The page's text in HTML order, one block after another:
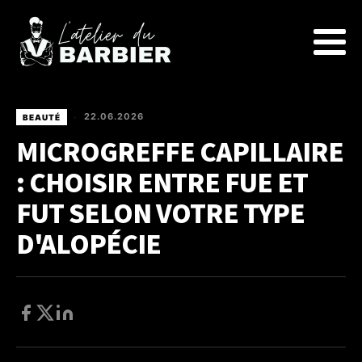
BEAUTÉ 22.06.2026
MICROGREFFE CAPILLAIRE
: CHOISIR ENTRE FUE ET
FUT SELON VOTRE TYPE
D'ALOPÉCIE